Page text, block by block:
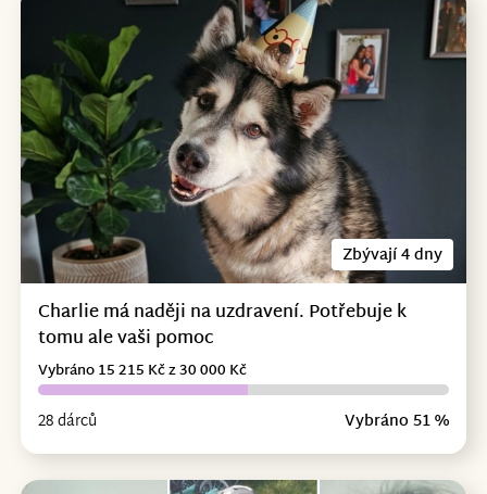
Zbývají 4 dny
Charlie má naději na uzdravení. Potřebuje k
tomu ale vaši pomoc
28 dárců Vybráno 51 %
Vybráno 15 215 Kč z 30 000 Kč